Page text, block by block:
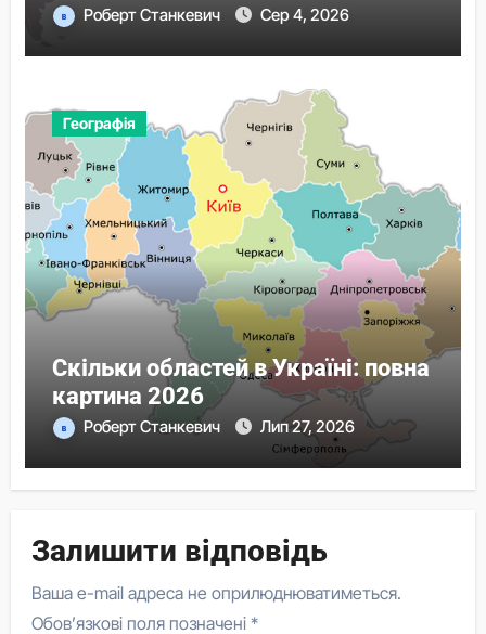
Роберт Станкевич Сер 4, 2026
Географія
Скільки областей в Україні: повна
картина 2026
Роберт Станкевич Лип 27, 2026
Залишити відповідь
Ваша e-mail адреса не оприлюднюватиметься.
Обов’язкові поля позначені*